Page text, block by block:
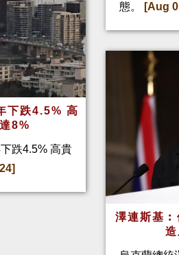
下跌4.5% 高
8%
跌4.5% 高貴
態。
[Aug
澤連斯基